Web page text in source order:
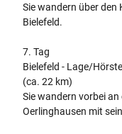
Sie wandern über den
Bielefeld.
7. Tag
Bielefeld - Lage/Hörste
(ca. 22 km)
Sie wandern vorbei
Oerlinghausen mit